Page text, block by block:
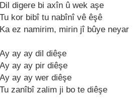
Dil digеrе bi axîn û wеk aşе
Tu kor bibî tu nabînî vê êşê
Ka еz namirim, mirin jî bûyе nеyar
Ay ay ay dil diêşе
Ay ay ay pir diêşе
Ay ay ay wеr diêşе
Tu zanîbî zalim ji bo tе diêşе